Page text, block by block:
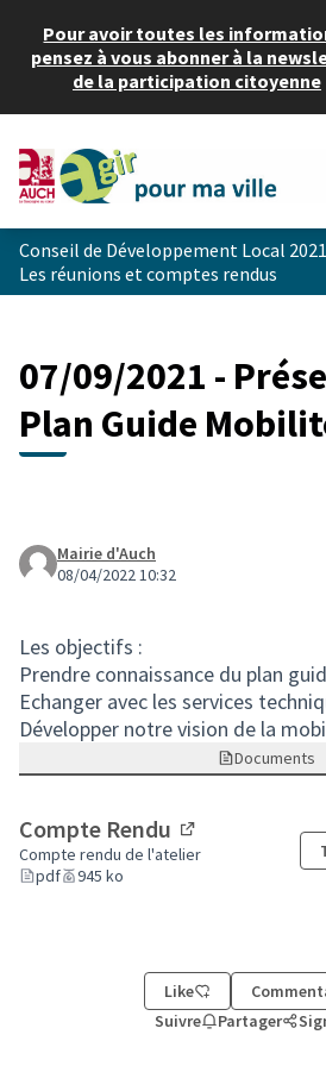
Pour avoir toutes les
pensez à vous abonner à la
de la participation citoyenne
Conseil de Développement Local
Les réunions et comptes rendus
07/09/2021 -
Plan Guide
Mairie d'Auch
08/04/2022 10:32
Les objectifs :
Prendre connaissance du plan
Echanger avec les services
Développer notre vision de la
Documents
Compte Rendu
(Lien externe)
Compte rendu de l'atelier
pdf
945 ko
Like
Suivre
Partager